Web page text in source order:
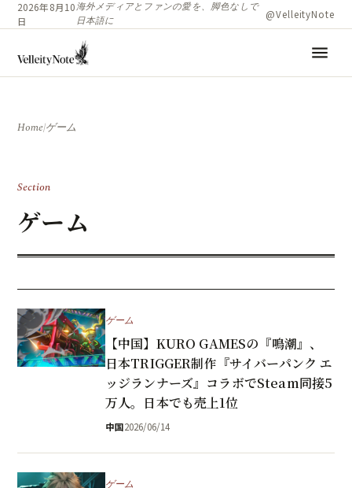
2026年8月10
日
海外メディアとファンの愛を、脚色なしで
日本語に
@VelleityNote
menu
Home/ゲーム
Section
ゲーム
ゲーム
【中国】KURO GAMESの『鳴潮』、
日本TRIGGER制作『サイバーパンク エ
ッジランナーズ』コラボでSteam同接5
万人。日本でも売上1位
中国2026/06/14
ゲーム